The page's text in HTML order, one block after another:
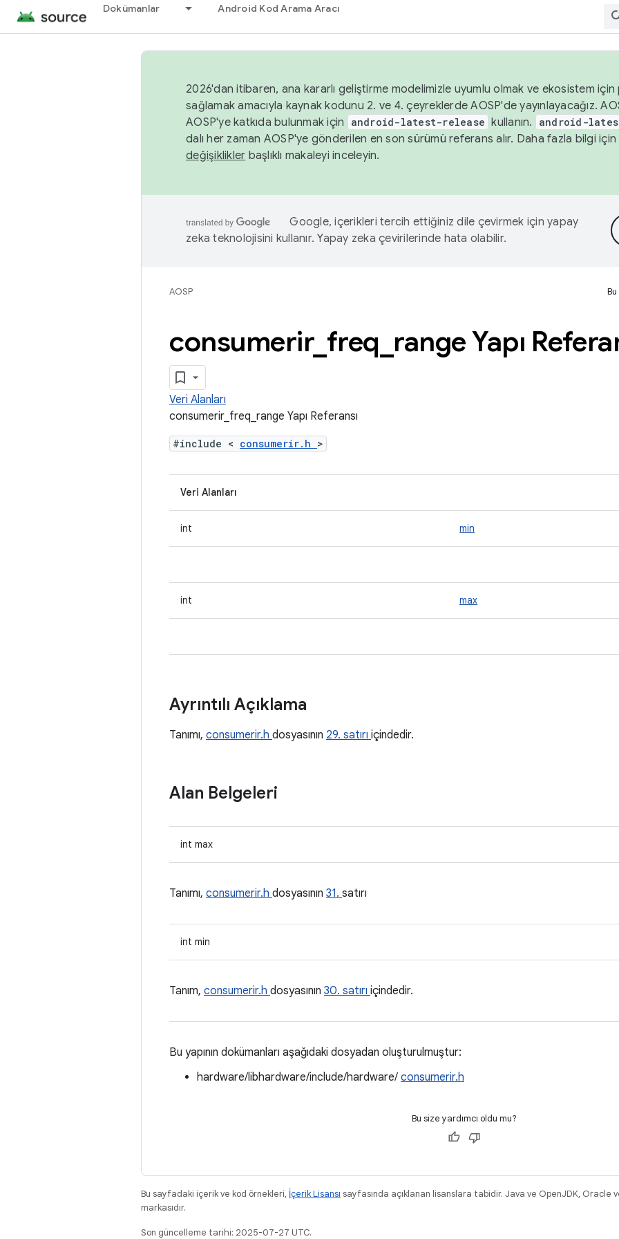
Dokümanlar Android Kod Arama Aracı
2026'dan itibaren, ana kararlı geliştirme modelimizle uyumlu olmak ve ekosistem için
sağlamak amacıyla kaynak kodunu 2. ve 4. çeyreklerde AOSP'de yayınlayacağız.
AOSP'ye katkıda bulunmak için
android-latest-release kullanın. android-
dalı her zaman AOSP'ye gönderilen en son sürümü referans alır. Daha fazla bilgi için
değişiklikler başlıklı makaleyi inceleyin.
Google, içerikleri tercih ettiğiniz dile çevirmek için yapay
zeka teknolojisini kullanır. Yapay zeka çevirilerinde hata olabilir.
AOSP
consumerir_ freq range Yapı
Veri Alanları
consumerir_freq_range Yapı Referansı
#include < consumerir.h >
Veri Alanları
int min
int max
Ayrıntılı Açıklama
Tanımı, consumerir.h dosyasının 29. satırı içindedir.
Alan Belgeleri
int max
Tanımı, consumerir.h dosyasının 31. satırı
int min
Tanım, consumerir.h dosyasının 30. satırı içindedir.
Bu yapının dokümanları aşağıdaki dosyadan oluşturulmuştur:
hardware/libhardware/include/hardware/ consumerir.h
Bu size yardımcı oldu mu?
Bu sayfadaki içerik ve kod örnekleri, İçerik Lisansı sayfasında açıklanan lisanslara tabidir. Java ve OpenJDK, Oracle
markasıdır.
Son güncelleme tarihi: 2025-07-27 UTC.